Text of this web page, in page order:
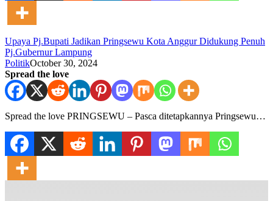
Upaya Pj.Bupati Jadikan Pringsewu Kota Anggur Didukung Penuh
Pj.Gubernur Lampung
PolitikOctober 30, 2024
Spread the love
Spread the love PRINGSEWU – Pasca ditetapkannya Pringsewu…